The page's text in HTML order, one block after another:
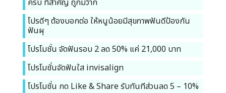
โปรดีๆ ต้องบอกต่อ ให้หนูน้อยมีสุขภาพฟันดีป้องกัน
ฟันผุ
โปรโมชั่น จัดฟันรอบ 2 ลด 50% แค่ 21,000 บาท
โปรโมชั่นจัดฟันใส invisalign
โปรโมชั่น กด Like & Share รับทันทีส่วนลด 5 – 10%